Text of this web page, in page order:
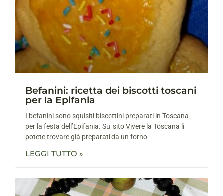
Befanini: ricetta dei biscotti toscani
per la Epifania
I befanini sono squisiti biscottini preparati in Toscana
per la festa dell’Epifania. Sul sito Vivere la Toscana li
potete trovare già preparati da un forno
LEGGI TUTTO »